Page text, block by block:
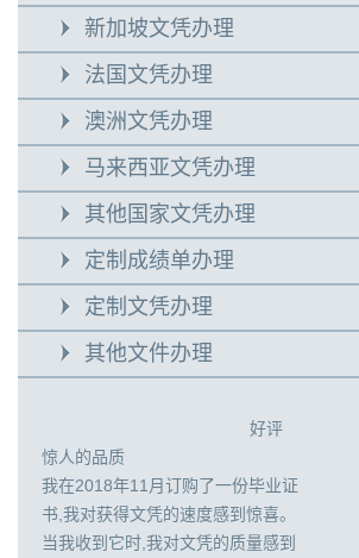
新加坡文凭办理
法国文凭办理
澳洲文凭办理
马来西亚文凭办理
其他国家文凭办理
定制成绩单办理
定制文凭办理
其他文件办理
好评
惊人的品质
我在2018年11月订购了一份毕业证
书,我对获得文凭的速度感到惊喜。
当我收到它时,我对文凭的质量感到